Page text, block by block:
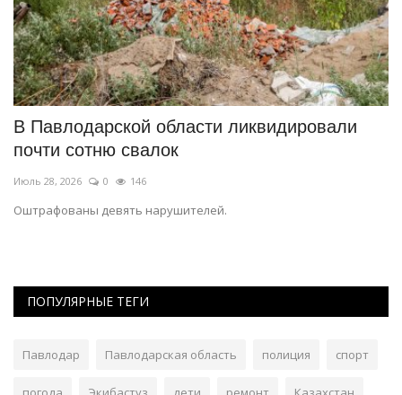
В Павлодарской области ликвидировали
почти сотню свалок
Июль 28, 2026 0 146
Оштрафованы девять нарушителей.
ПОПУЛЯРНЫЕ ТЕГИ
Павлодар Павлодарская область полиция спорт